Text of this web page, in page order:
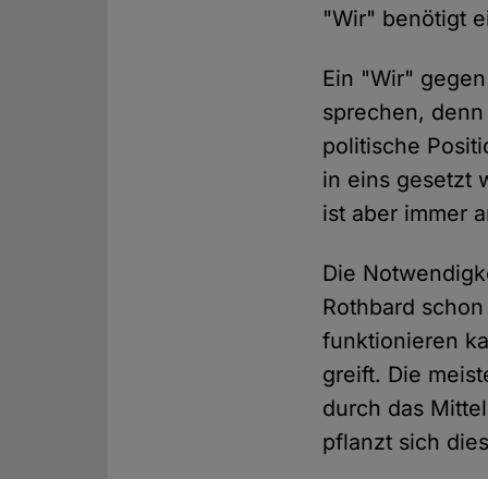
"Wir" benötigt
Ein "Wir"
sprechen,
politische
in eins gesetzt
ist aber immer
Die
Rothbard
funktionieren
greift. Die
durch das
pflanzt sich